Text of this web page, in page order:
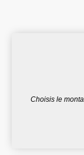
Choisis le